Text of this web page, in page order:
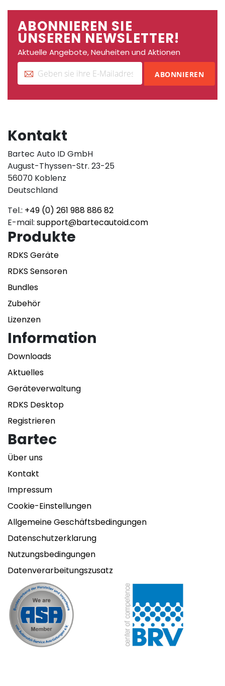
ABONNIEREN SIE
UNSEREN NEWSLETTER!
Aktuelle Angebote, Neuheiten und Aktionen
ABONNIEREN
Kontakt
Bartec Auto ID GmbH
August-Thyssen-Str. 23-25
56070 Koblenz
Deutschland
Tel.: +49 (0) 261 988 886 82
E-mail: support@bartecautoid.com
Produkte
RDKS Geräte
RDKS Sensoren
Bundles
Zubehör
Lizenzen
Information
Downloads
Aktuelles
Geräteverwaltung
RDKS Desktop
Registrieren
Bartec
Über uns
Kontakt
Impressum
Cookie-Einstellungen
Allgemeine Geschäftsbedingungen
Datenschutzerklarung
Nutzungsbedingungen
Datenverarbeitungszusatz